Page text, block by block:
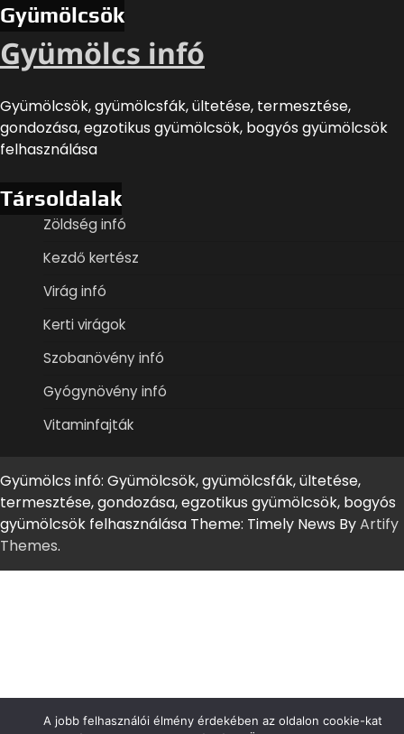
Gyümölcsök
Gyümölcs infó
Gyümölcsök, gyümölcsfák, ültetése, termesztése,
gondozása, egzotikus gyümölcsök, bogyós gyümölcsök
felhasználása
Társoldalak
Zöldség infó
Kezdő kertész
Virág infó
Kerti virágok
Szobanövény infó
Gyógynövény infó
Vitaminfajták
Gyümölcs infó: Gyümölcsök, gyümölcsfák, ültetése,
termesztése, gondozása, egzotikus gyümölcsök, bogyós
gyümölcsök felhasználása Theme: Timely News ByArtify
Themes.
A jobb felhasználói élmény érdekében az oldalon cookie-kat